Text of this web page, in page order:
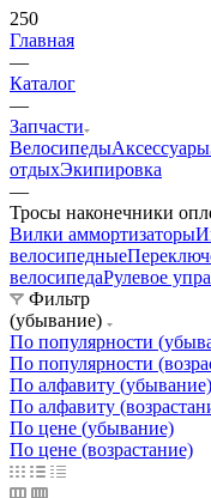
250
Главная
—
Каталог
—
Запчасти
ВелосипедыАксессуары
отдыхЭкипировка
—
Тросы наконечники
Вилки аммортизаторы
велосипедные
велосипедаРулевое
Фильтр
(убывание)
По популярности
По популярности
По алфавиту (убывание)
По алфавиту
По цене (убывание)
По цене (возрастание)